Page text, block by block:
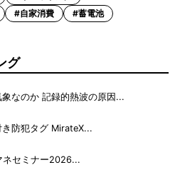
#自家消費
#蓄電池
グ
なのか 記録的熱波の原因...
防犯タグ MirateX...
ネセミナー2026...